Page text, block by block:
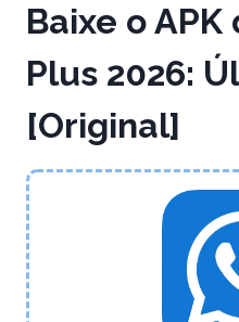
Baixe o
Plus 2026:
[Original]